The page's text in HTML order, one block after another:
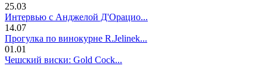
25.03
Интервью с Анджелой Д'Орацио...
14.07
Прогулка по винокурне R.Jelinek...
01.01
Чешский виски: Gold Cock...